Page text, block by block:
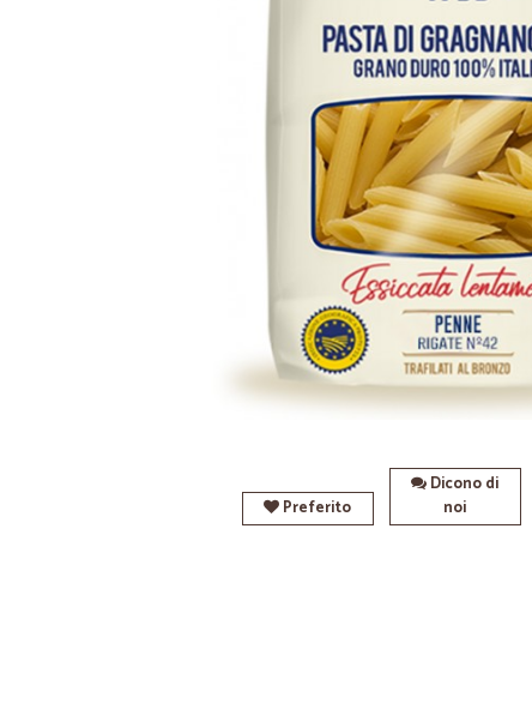
Preferito
Dicono di
noi